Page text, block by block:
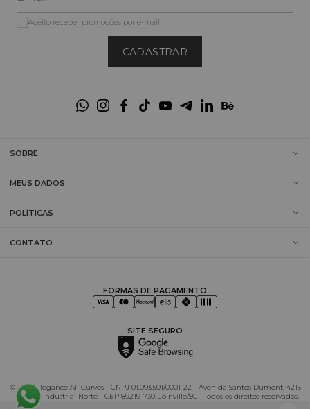
CADASTRAR
Aceito receber promoções por e-mail
SOBRE
MEUS DADOS
POLÍTICAS
CONTATO
FORMAS DE PAGAMENTO
SITE SEGURO
© 2025 Elegance All Curves - CNPJ 01.093.501/0001-22 - Avenida Santos Dumont, 4215
- Distrito Industrial Norte - CEP 89219-730. Joinville/SC - Todos os direitos reservados.